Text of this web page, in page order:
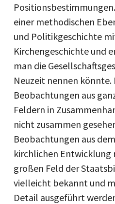
einer methodischen
und Politikgeschichte
Kirchengeschichte und
man die
Neuzeit nennen
Beobachtungen aus
Feldern in
nicht zusammen
Beobachtungen aus
kirchlichen Entwicklung
großen Feld der
vielleicht bekannt und
Detail ausgeführt